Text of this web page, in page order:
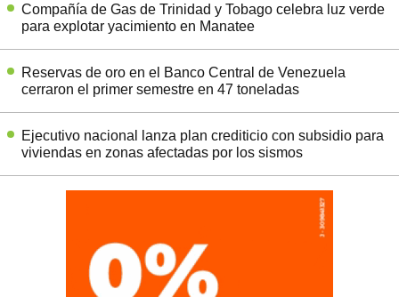
Compañía de Gas de Trinidad y Tobago celebra luz verde
para explotar yacimiento en Manatee
Reservas de oro en el Banco Central de Venezuela
cerraron el primer semestre en 47 toneladas
Ejecutivo nacional lanza plan crediticio con subsidio para
viviendas en zonas afectadas por los sismos